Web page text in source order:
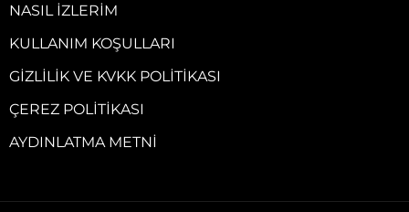
NASIL İZLERIM
KULLANIM KOŞULLARI
GIZLILIK VE KVKK POLITIKASI
ÇEREZ POLITIKASI
AYDINLATMA METNI